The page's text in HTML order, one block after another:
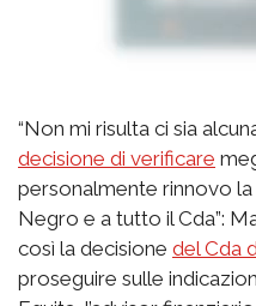
“Non mi risulta ci sia
decisione di verificare
personalmente rinnovo
Negro e a tutto il Cda”:
così la decisione del Cda
proseguire sulle